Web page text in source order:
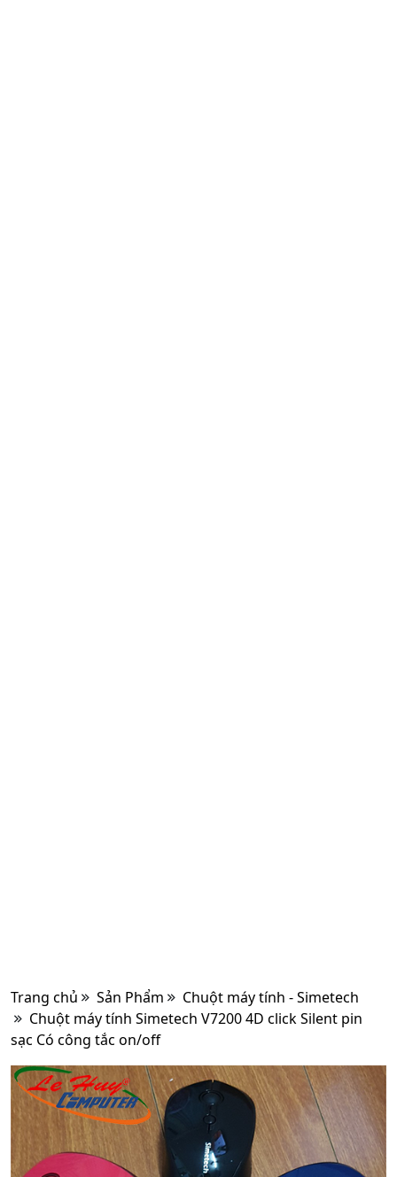
Trang chủ Sản Phẩm
Chuột máy tính - Simetech
Chuột máy tính Simetech V7200 4D click Silent pin
sạc Có công tắc on/off